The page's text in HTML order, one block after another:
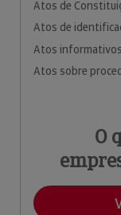
Atos de
Atos de
Atos informativos
Atos sobre
O